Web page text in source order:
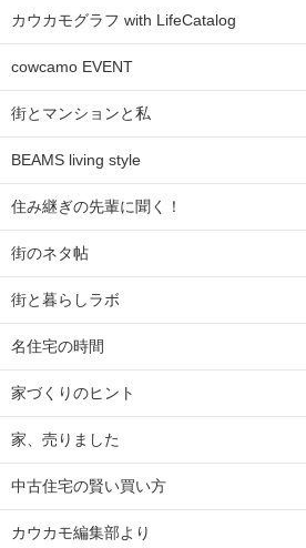
カウカモグラフ with LifeCatalog
cowcamo EVENT
街とマンションと私
BEAMS living style
住み継ぎの先輩に聞く！
街のネタ帖
街と暮らしラボ
名住宅の時間
家づくりのヒント
家、売りました
中古住宅の賢い買い方
カウカモ編集部より